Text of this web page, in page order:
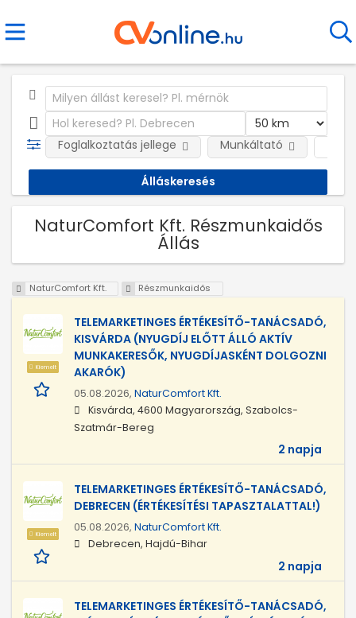
Foglalkoztatás jellege Munkáltató
NaturComfort Kft. Részmunkaidős
Állás
NaturComfort Kft. Részmunkaidős
Kiemelt
TELEMARKETINGES ÉRTÉKESÍTŐ-TANÁCSADÓ,
KISVÁRDA (NYUGDÍJ ELŐTT ÁLLÓ AKTÍV
MUNKAKERESŐK, NYUGDÍJASKÉNT DOLGOZNI
AKARÓK)
05.08.2026, NaturComfort Kft.
Kisvárda, 4600 Magyarország, Szabolcs-
Szatmár-Bereg
2 napja
Kiemelt
TELEMARKETINGES ÉRTÉKESÍTŐ-TANÁCSADÓ,
DEBRECEN (ÉRTÉKESÍTÉSI TAPASZTALATTAL!)
05.08.2026, NaturComfort Kft.
Debrecen, Hajdú-Bihar
2 napja
TELEMARKETINGES ÉRTÉKESÍTŐ-TANÁCSADÓ,